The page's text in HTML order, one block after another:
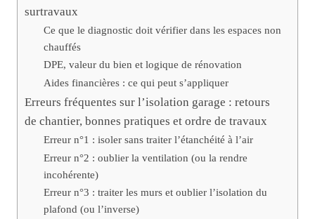
surtravaux
Ce que le diagnostic doit vérifier dans les espaces non
chauffés
DPE, valeur du bien et logique de rénovation
Aides financières : ce qui peut s’appliquer
Erreurs fréquentes sur l’isolation garage : retours
de chantier, bonnes pratiques et ordre de travaux
Erreur n°1 : isoler sans traiter l’étanchéité à l’air
Erreur n°2 : oublier la ventilation (ou la rendre
incohérente)
Erreur n°3 : traiter les murs et oublier l’isolation du
plafond (ou l’inverse)